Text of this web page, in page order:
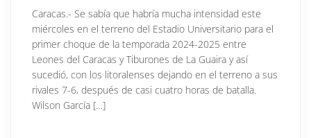
Caracas.- Se sabía que habría mucha intensidad este
miércoles en el terreno del Estadio Universitario para el
primer choque de la temporada 2024-2025 entre
Leones del Caracas y Tiburones de La Guaira y así
sucedió, con los litoralenses dejando en el terreno a sus
rivales 7-6, después de casi cuatro horas de batalla.
Wilson García […]